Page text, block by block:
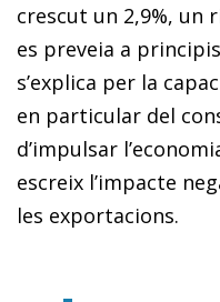
crescut un 2,9%, un
es preveia a principis
s’explica per la
en particular del
d’impulsar
escreix l’impacte
les exportacions.